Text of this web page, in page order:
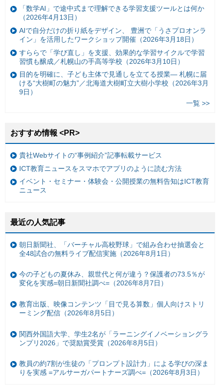
「数学AI」で途中式まで理解できる学習支援ツールとは何か
（2026年4月13日）
AIで自分だけの折り紙をデザイン、 豊洲で「うさプロオンラ
イン」を活用したワークショップ開催（2026年3月18日）
すららで「学び直し」を支援、効果的な学習サイクルで学習
習慣も醸成／札幌山の手高等学校（2026年3月10日）
目的を明確に、子ども主体で見通しを立てる授業— 札幌に届
ける“大樹町の魅力”／北海道大樹町立大樹小学校（2026年3月
9日）
一覧 >>
おすすめ情報 <PR>
貴社Webサイトの“事例紹介”記事転載サービス
ICT教育ニュースをスマホでアプリのように読む方法
イベント・セミナー・体験会・公開授業の無料告知はICT教育
ニュース
最近の人気記事
朝日新聞社、「バーチャル高校野球」で組み合わせ抽選会と
全48試合の無料ライブ配信実施（2026年8月1日）
今の子どもの夏休み、親世代と何が違う？保護者の73.5％が
変化を実感=朝日新聞社調べ=（2026年8月7日）
教育出版、映像コンテンツ「目で見る算数」個人向けストリ
ーミング配信（2026年8月5日）
関西外国語大学、学生2名が「ラーニングイノベーショングラ
ンプリ2026」で奨励賞受賞（2026年8月5日）
教員の約7割が生徒の「プロンプト設計力」による学びの深ま
りを実感 =アルサーガパートナーズ調べ=（2026年8月3日）